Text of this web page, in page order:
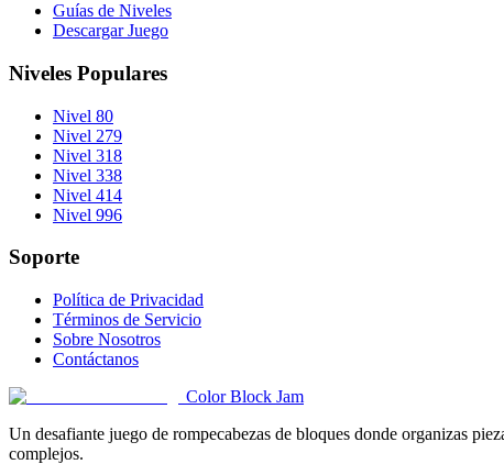
Guías de Niveles
Descargar Juego
Niveles Populares
Nivel 80
Nivel 279
Nivel 318
Nivel 338
Nivel 414
Nivel 996
Soporte
Política de Privacidad
Términos de Servicio
Sobre Nosotros
Contáctanos
Color Block Jam
Un desafiante juego de rompecabezas de bloques donde organizas
complejos.